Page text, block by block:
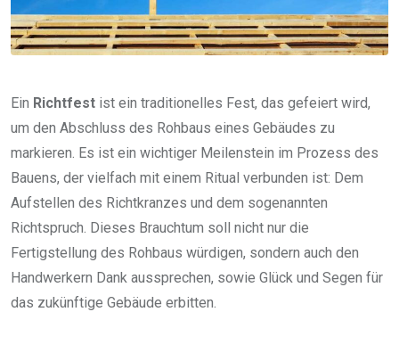
Ein Richtfest ist ein traditionelles Fest, das gefeiert wird,
um den Abschluss des Rohbaus eines Gebäudes zu
markieren. Es ist ein wichtiger Meilenstein im Prozess des
Bauens, der vielfach mit einem Ritual verbunden ist: Dem
Aufstellen des Richtkranzes und dem sogenannten
Richtspruch. Dieses Brauchtum soll nicht nur die
Fertigstellung des Rohbaus würdigen, sondern auch den
Handwerkern Dank aussprechen, sowie Glück und Segen für
das zukünftige Gebäude erbitten.